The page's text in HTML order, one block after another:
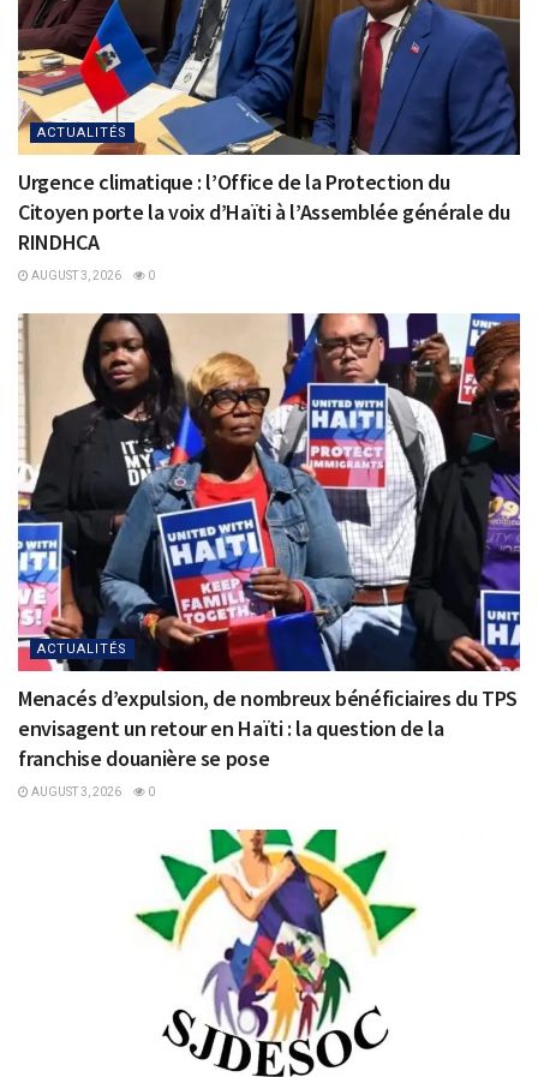
ACTUALITÉS
Urgence climatique : l’Office de la Protection du
Citoyen porte la voix d’Haïti à l’Assemblée générale du
RINDHCA
AUGUST 3, 2026 0
ACTUALITÉS
Menacés d’expulsion, de nombreux bénéficiaires du TPS
envisagent un retour en Haïti : la question de la
franchise douanière se pose
AUGUST 3, 2026 0